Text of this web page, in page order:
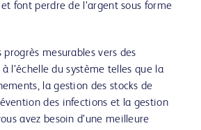
font perdre de l’argent sous forme
progrès mesurables vers des
l’échelle du système telles que la
la gestion des stocks de
des infections et la gestion
avez besoin d’une meilleure